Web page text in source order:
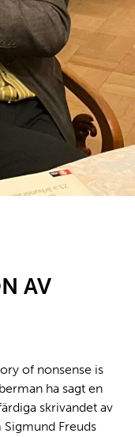
AV
of nonsense is
ha sagt en
skrivandet av
Freuds